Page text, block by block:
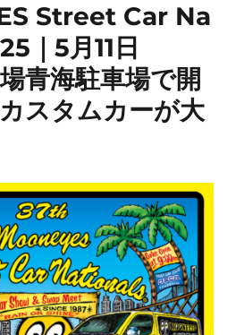
Street Car Na
｜5月11日
青海駐車場で開
スタムカーが大